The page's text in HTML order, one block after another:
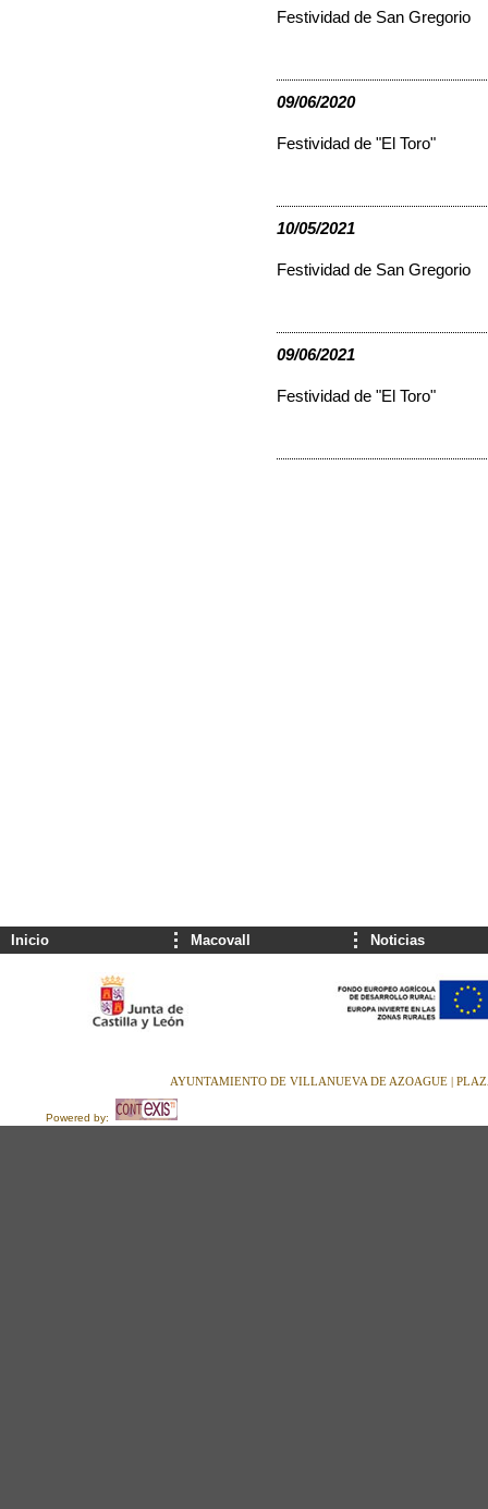
Festividad de San Gregorio
09/06/2020
Festividad de "El Toro"
10/05/2021
Festividad de San Gregorio
09/06/2021
Festividad de "El Toro"
Inicio Macovall Noticias
AYUNTAMIENTO DE VILLANUEVA DE AZOAGUE |
Powered by: